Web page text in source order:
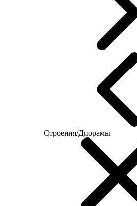
Строения/Диорамы